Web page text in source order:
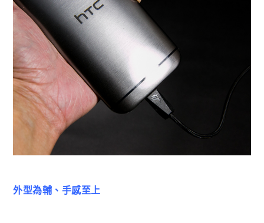
外型為輔、手感至上